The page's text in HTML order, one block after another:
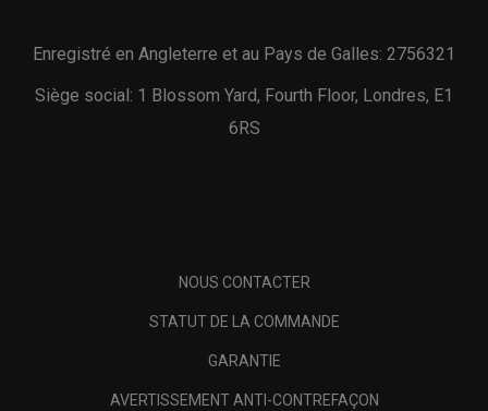
Enregistré en Angleterre et au Pays de Galles: 2756321
Siège social: 1 Blossom Yard, Fourth Floor, Londres, E1
6RS
NOUS CONTACTER
STATUT DE LA COMMANDE
GARANTIE
AVERTISSEMENT ANTI-CONTREFAÇON